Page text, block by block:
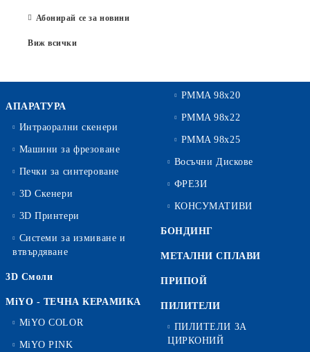
Абонирай се за новини
Виж всички
АПАРАТУРА
Интраорални скенери
Машини за фрезоване
Печки за синтероване
3D Скенери
3D Принтери
Системи за измиване и
втвърдяване
3D Смоли
MiYO - ТЕЧНА КЕРАМИКА
MiYO COLOR
MiYO PINK
PMMA 98x20
PMMA 98x22
PMMA 98x25
Восъчни Дискове
ФРЕЗИ
КОНСУМАТИВИ
БОНДИНГ
МЕТАЛНИ СПЛАВИ
ПРИПОЙ
ПИЛИТЕЛИ
ПИЛИТЕЛИ ЗА
ЦИРКОНИЙ